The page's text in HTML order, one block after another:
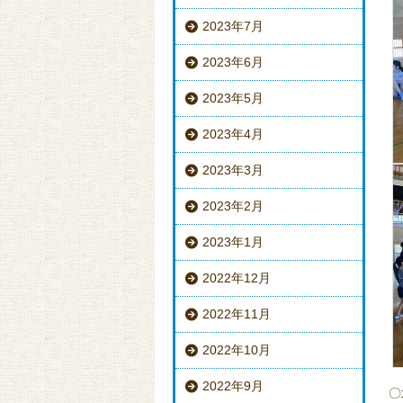
2023年7月
2023年6月
2023年5月
2023年4月
2023年3月
2023年2月
2023年1月
2022年12月
2022年11月
2022年10月
2022年9月